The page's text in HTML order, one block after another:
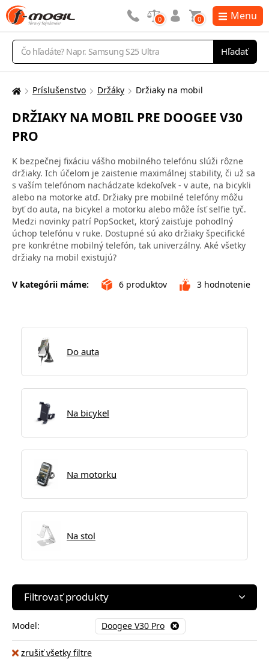
Vyhľadávanie
Hľadať
0 0 Menu
Tu
nachádzate:
Príslušenstvo Držáky Držiaky na mobil
DRŽIAKY NA MOBIL PRE DOOGEE V30
PRO
K bezpečnej fixáciu vášho mobilného telefónu slúži rôzne
držiaky. Ich účelom je zaistenie maximálnej stability, či už sa
s vaším telefónom nachádzate kdekoľvek - v aute, na bicykli
alebo na motorke atď. Držiaky pre mobilné telefóny môžu
byť do auta, na bicykel a motorku alebo môže ísť selfie tyč.
Medzi novinky patrí PopSocket, ktorý zaisťuje pohodlný
úchop telefónu v ruke. Dostupné sú ako držiaky špecifické
pre konkrétne mobilný telefón, tak univerzálny. Aké všetky
držiaky na mobil existujú?
V kategórii máme: 6 produktov 3 hodnotenie
Do auta
Na bicykel
Na motorku
Na stol
Filtrovať produkty
Model: Doogee V30 Pro
zrušiť všetky filtre